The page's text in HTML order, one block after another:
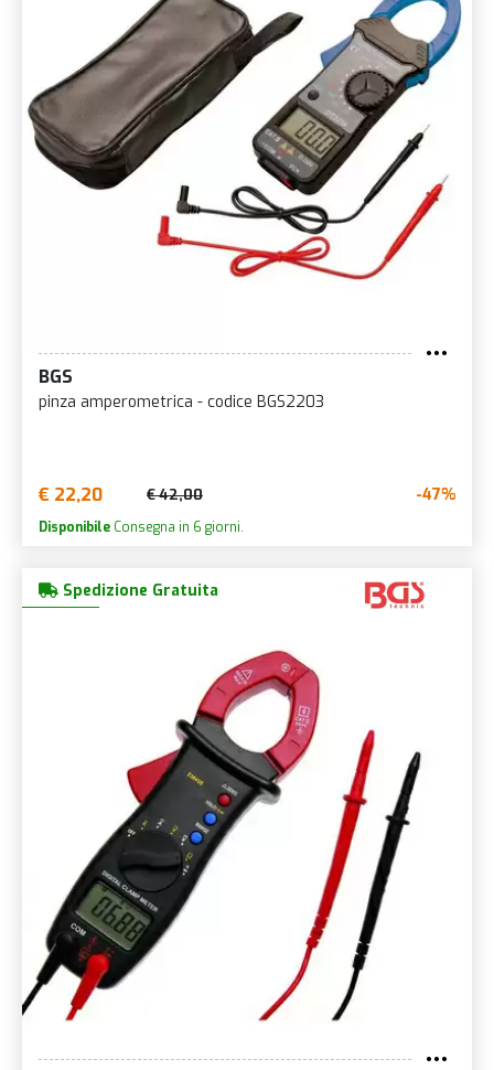
BGS
pinza amperometrica - codice BGS2203
€ 22,20 € 42,00 -47%
Disponibile Consegna in 6 giorni.
Spedizione Gratuita